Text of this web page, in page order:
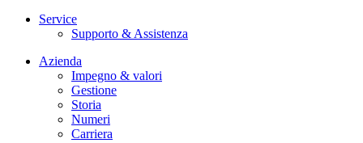
Service
Supporto & Assistenza
Azienda
Impegno & valori
Gestione
Storia
Numeri
Carriera